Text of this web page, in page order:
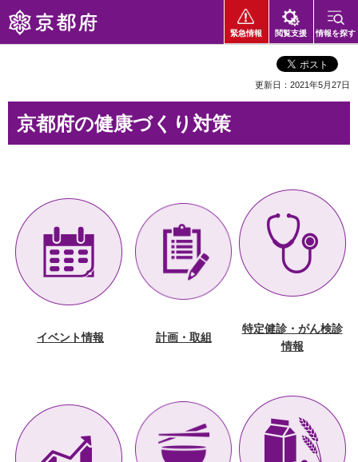
京都府
緊急情報 閲覧支援 情報を探す
更新日：2021年5月27日
京都府の健康づくり対策
イベント情報 計画・取組
特定健診・がん検診
情報